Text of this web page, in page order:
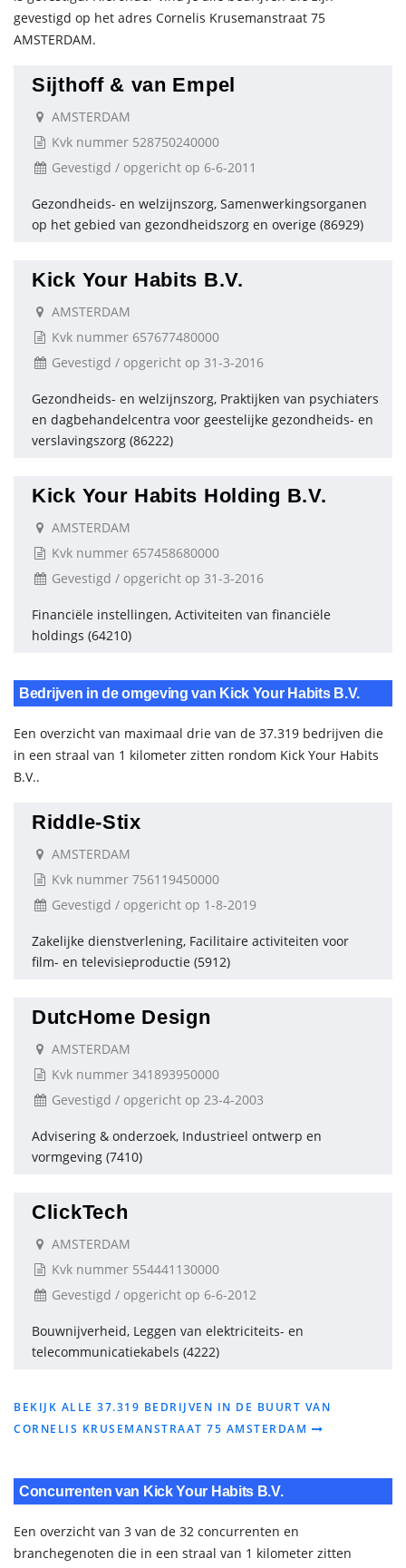
gevestigd op het adres Cornelis Krusemanstraat 75
AMSTERDAM.
Sijthoff & van Empel
AMSTERDAM
Kvk nummer 528750240000
Gevestigd / opgericht op 6-6-2011
Gezondheids- en welzijnszorg, Samenwerkingsorganen
op het gebied van gezondheidszorg en overige (86929)
Kick Your Habits B.V.
AMSTERDAM
Kvk nummer 657677480000
Gevestigd / opgericht op 31-3-2016
Gezondheids- en welzijnszorg, Praktijken van psychiaters
en dagbehandelcentra voor geestelijke gezondheids- en
verslavingszorg (86222)
Kick Your Habits Holding B.V.
AMSTERDAM
Kvk nummer 657458680000
Gevestigd / opgericht op 31-3-2016
Financiële instellingen, Activiteiten van financiële
holdings (64210)
Bedrijven in de omgeving van Kick Your Habits B.V.
Een overzicht van maximaal drie van de 37.319 bedrijven die
in een straal van 1 kilometer zitten rondom Kick Your Habits
B.V..
Riddle-Stix
AMSTERDAM
Kvk nummer 756119450000
Gevestigd / opgericht op 1-8-2019
Zakelijke dienstverlening, Facilitaire activiteiten voor
film- en televisieproductie (5912)
DutcHome Design
AMSTERDAM
Kvk nummer 341893950000
Gevestigd / opgericht op 23-4-2003
Advisering & onderzoek, Industrieel ontwerp en
vormgeving (7410)
ClickTech
AMSTERDAM
Kvk nummer 554441130000
Gevestigd / opgericht op 6-6-2012
Bouwnijverheid, Leggen van elektriciteits- en
telecommunicatiekabels (4222)
BEKIJK ALLE 37.319 BEDRIJVEN IN DE BUURT VAN
CORNELIS KRUSEMANSTRAAT 75 AMSTERDAM
Concurrenten van Kick Your Habits B.V.
Een overzicht van 3 van de 32 concurrenten en
branchegenoten die in een straal van 1 kilometer zitten